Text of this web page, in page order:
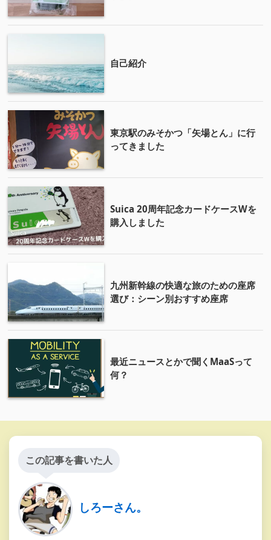
自己紹介
東京駅のみそかつ「矢場とん」に行
ってきました
Suica 20周年記念カードケースWを
購入しました
九州新幹線の快適な旅のための座席
選び：シーン別おすすめ座席
最近ニュースとかで聞くMaaSって
何？
この記事を書いた人
しろーさん。